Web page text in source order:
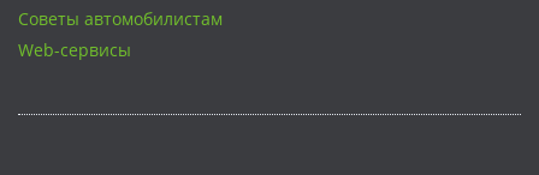
Советы автомобилистам
Web-сервисы